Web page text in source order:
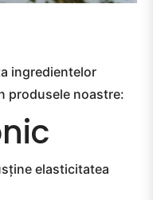
ingredientelor
produsele noastre:
elasticitatea